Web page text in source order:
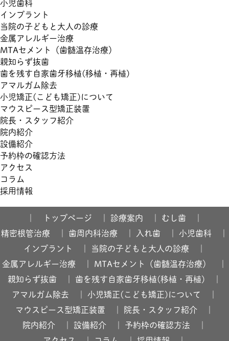
小児歯科
インプラント
当院の子どもと大人の診療
金属アレルギー治療
MTAセメント（歯髄温存治療）
親知らず抜歯
歯を残す自家歯牙移植(移植・再植)
アマルガム除去
小児矯正(こども矯正)について
マウスピース型矯正装置
院長・スタッフ紹介
院内紹介
設備紹介
予約枠の確認方法
アクセス
コラム
採用情報
｜ トップページ ｜ 診療案内 ｜ むし歯 ｜
精密根管治療 ｜ 歯周内科治療 ｜ 入れ歯 ｜ 小児歯科 ｜
インプラント ｜ 当院の子どもと大人の診療 ｜
金属アレルギー治療 ｜ MTAセメント（歯髄温存治療） ｜
親知らず抜歯 ｜ 歯を残す自家歯牙移植(移植・再植) ｜
アマルガム除去 ｜ 小児矯正(こども矯正)について ｜
マウスピース型矯正装置 ｜ 院長・スタッフ紹介 ｜
院内紹介 ｜ 設備紹介 ｜ 予約枠の確認方法 ｜